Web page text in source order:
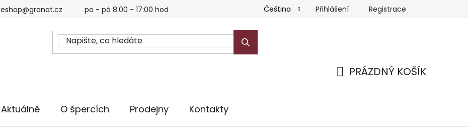
eshop@granat.cz po - pá 8:00 - 17:00 hod Čeština Přihlášení Registrace
PRÁZDNÝ KOŠÍK
Aktuálně O špercích Prodejny Kontakty